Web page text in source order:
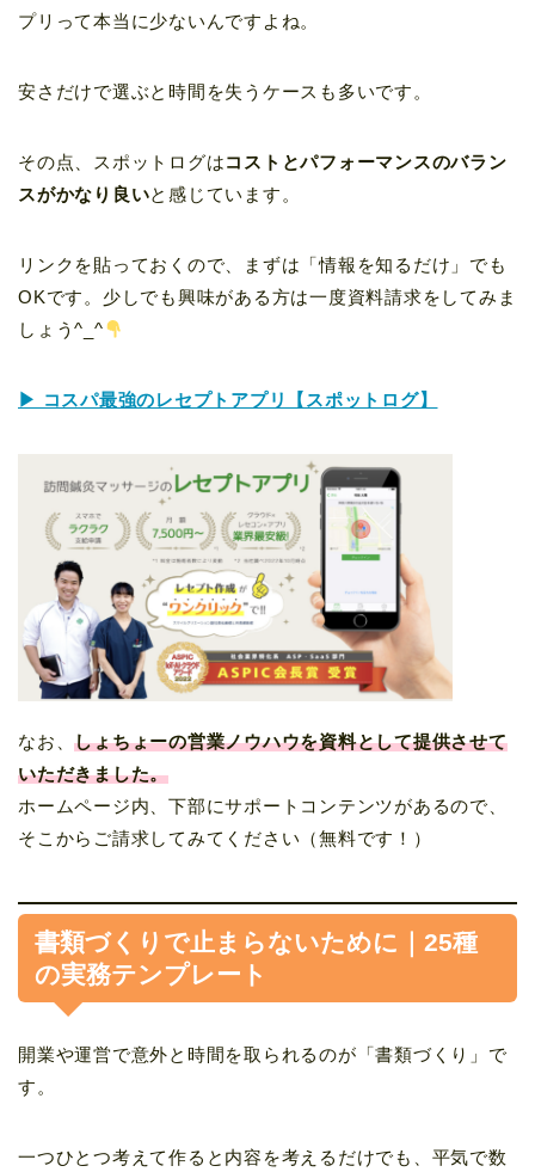
プリって本当に少ないんですよね。
安さだけで選ぶと時間を失うケースも多いです。
その点、スポットログはコストとパフォーマンスのバラン
スがかなり良いと感じています。
リンクを貼っておくので、まずは「情報を知るだけ」でも
OKです。少しでも興味がある方は一度資料請求をしてみま
しょう^_^
▶ コスパ最強のレセプトアプリ【スポットログ】
なお、しょちょーの営業ノウハウを資料として提供させて
いただきました。
ホームページ内、下部にサポートコンテンツがあるので、
そこからご請求してみてください（無料です！）
書類づくりで止まらないために｜25種
の実務テンプレート
開業や運営で意外と時間を取られるのが「書類づくり」で
す。
一つひとつ考えて作ると内容を考えるだけでも、平気で数